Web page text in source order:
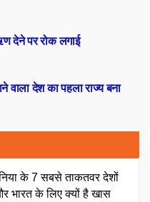
वाला देश का पहला राज्य बना
देने पर रोक लगाई
के 7 सबसे ताकतवर देशों
भारत के लिए क्यों है खास